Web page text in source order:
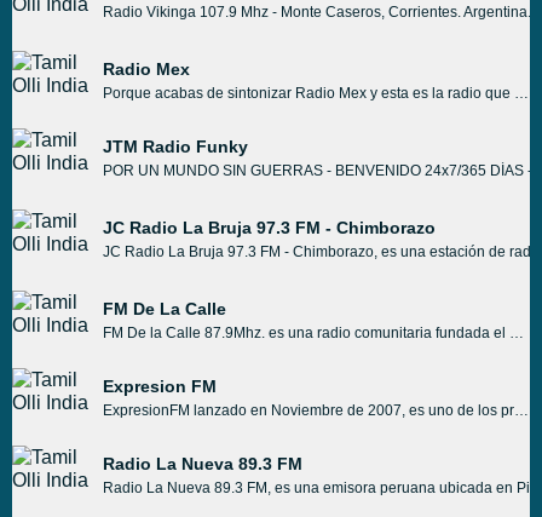
Radio Vikinga 107.9 Mhz - Monte Caseros, Corrientes.
Radio Mex
Porque acabas de sintonizar Radio Mex y esta es la radio que te involucrará con sus programas tan profundamente que tú mismo sintonizarás esta radio una y otra vez.
JTM Radio Funky
POR UN MUNDO SIN GUERRAS - BENVENIDO 24x7/365 DÍAS
JC Radio La Bruja 97.3 FM - Chimborazo
JC Radio La Bruja 97.3 FM - Chimborazo, es una estación de
FM De La Calle
FM De la Calle 87.9Mhz. es una radio comunitaria fundada el 2 de agosto de 1989 por militantes sociales y políticos de izquierda, periodistas, trabajador@s de la cultura y radiodifusor@s sin lugar en los medios tradicionales de Bahía Blanca. Desde entonces es única en su estilo en la ciudad. Aunque fue administrada en sus inicios como una asociación civil, en 2006 cambió esta figura por la de cooperativa de provisión de servicios culturales.
Expresion FM
ExpresionFM lanzado en Noviembre de 2007, es uno de los primeros portales de música en todos los géneros. Hoy en día se jacta de ser la red de radio más grande de Internet. La primera estación de radio web ExpresionFM; ofrece 24 horas de radio transmisión por Internet en vivo sin interrupciones.
Radio La Nueva 89.3 FM
Radio La Nueva 89.3 FM, es una emisora peruana ubicada en